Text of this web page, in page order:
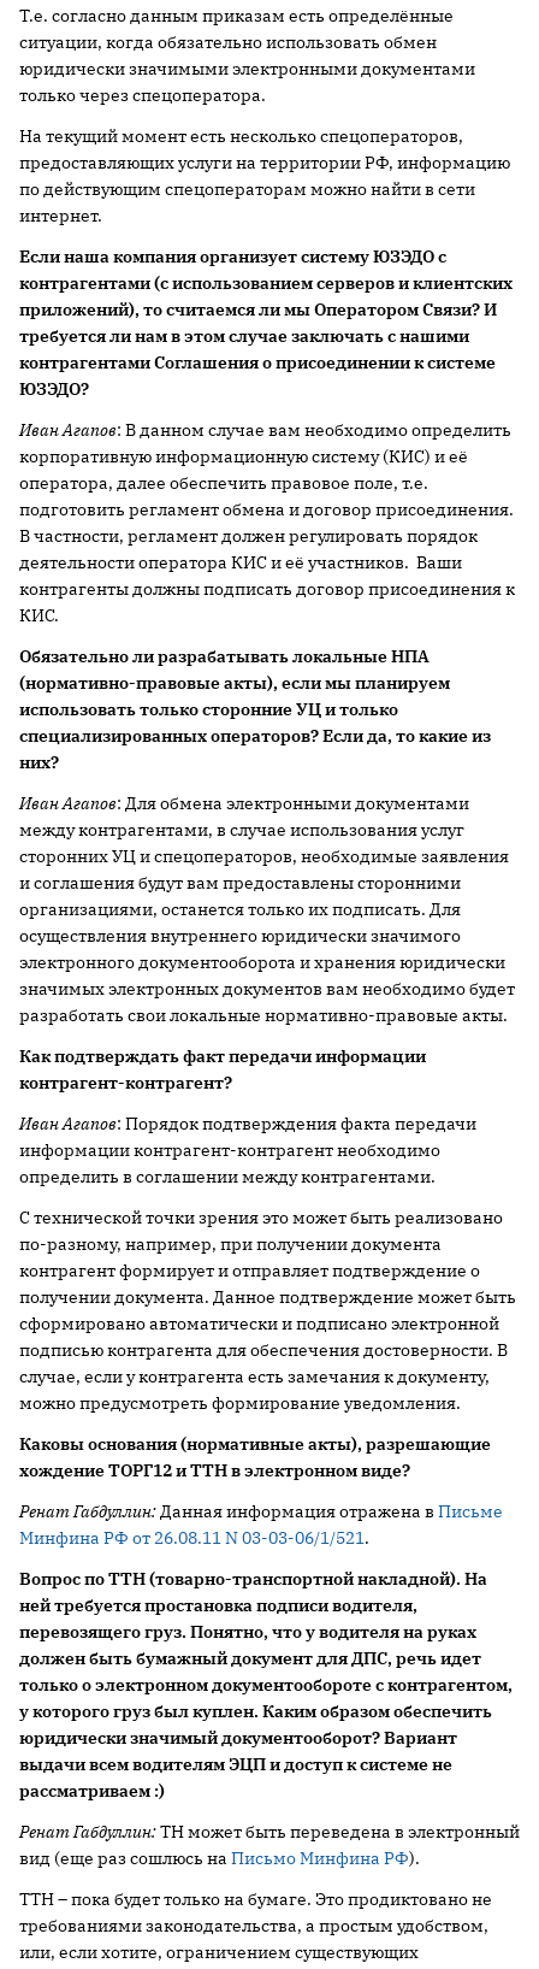
Т.е. согласно данным приказам есть определённые
ситуации, когда обязательно использовать обмен
юридически значимыми электронными документами
только через спецоператора.
На текущий момент есть несколько спецоператоров,
предоставляющих услуги на территории РФ, информацию
по действующим спецоператорам можно найти в сети
интернет.
Если наша компания организует систему ЮЗЭДО с
контрагентами (с использованием серверов и клиентских
приложений), то считаемся ли мы Оператором Связи? И
требуется ли нам в этом случае заключать с нашими
контрагентами Соглашения о присоединении к системе
ЮЗЭДО?
Иван Агапов: В данном случае вам необходимо определить
корпоративную информационную систему (КИС) и её
оператора, далее обеспечить правовое поле, т.е.
подготовить регламент обмена и договор присоединения.
В частности, регламент должен регулировать порядок
деятельности оператора КИС и её участников. Ваши
контрагенты должны подписать договор присоединения к
КИС.
Обязательно ли разрабатывать локальные НПА
(нормативно-правовые акты), если мы планируем
использовать только сторонние УЦ и только
специализированных операторов? Если да, то какие из
них?
Иван Агапов: Для обмена электронными документами
между контрагентами, в случае использования услуг
сторонних УЦ и спецоператоров, необходимые заявления
и соглашения будут вам предоставлены сторонними
организациями, останется только их подписать. Для
осуществления внутреннего юридически значимого
электронного документооборота и хранения юридически
значимых электронных документов вам необходимо будет
разработать свои локальные нормативно-правовые акты.
Как подтверждать факт передачи информации
контрагент-контрагент?
Иван Агапов: Порядок подтверждения факта передачи
информации контрагент-контрагент необходимо
определить в соглашении между контрагентами.
С технической точки зрения это может быть реализовано
по-разному, например, при получении документа
контрагент формирует и отправляет подтверждение о
получении документа. Данное подтверждение может быть
сформировано автоматически и подписано электронной
подписью контрагента для обеспечения достоверности. В
случае, если у контрагента есть замечания к документу,
можно предусмотреть формирование уведомления.
Каковы основания (нормативные акты), разрешающие
хождение ТОРГ12 и ТТН в электронном виде?
Ренат Габдуллин:Данная информация отражена в Письме
Минфина РФ от 26.08.11 N 03-03-06/1/521.
Вопрос по ТТН (товарно-транспортной накладной). На
ней требуется простановка подписи водителя,
перевозящего груз. Понятно, что у водителя на руках
должен быть бумажный документ для ДПС, речь идет
только о электронном документообороте с контрагентом,
у которого груз был куплен. Каким образом обеспечить
юридически значимый документооборот? Вариант
выдачи всем водителям ЭЦП и доступ к системе не
рассматриваем :)
Ренат Габдуллин:ТН может быть переведена в электронный
вид (еще раз сошлюсь на Письмо Минфина РФ).
ТТН – пока будет только на бумаге. Это продиктовано не
требованиями законодательства, а простым удобством,
или, если хотите, ограничением существующих